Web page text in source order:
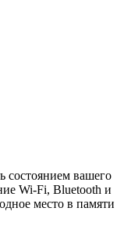
состоянием вашего
Wi-Fi, Bluetooth и
место в памяти